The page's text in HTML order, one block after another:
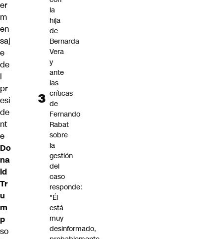
er
m
en
saj
e
de
l
pr
esi
de
nt
e
Do
na
ld
Tr
u
m
p
so
la
hija
de
Bernarda
Vera
y
ante
las
críticas
de
Fernando
Rabat
sobre
la
gestión
del
caso
responde:
"Él
está
muy
desinformado,